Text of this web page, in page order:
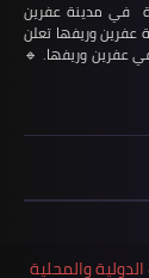
مدينة عفرين
وريفها تعلن
عفرين وريفها. 🔹
والمحلية